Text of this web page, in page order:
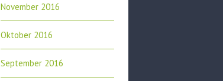
November 2016
Oktober 2016
September 2016